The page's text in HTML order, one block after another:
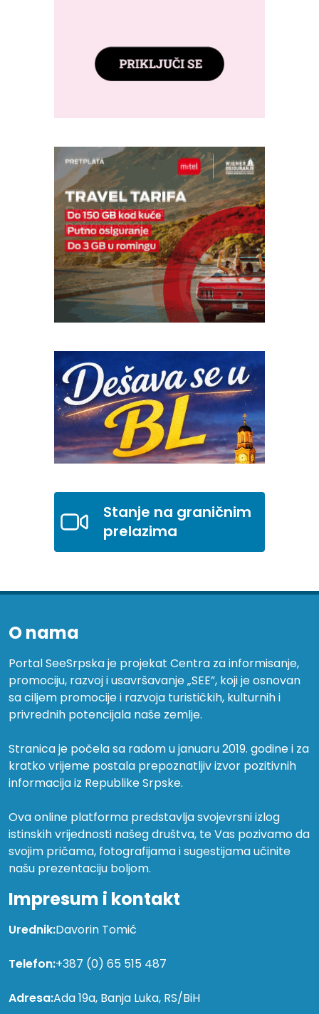
Stanje na graničnim
prelazima
O nama
Portal SeeSrpska je projekat Centra za informisanje,
promociju, razvoj i usavršavanje „SEE”, koji je osnovan
sa ciljem promocije i razvoja turističkih, kulturnih i
privrednih potencijala naše zemlje.
Stranica je počela sa radom u januaru 2019. godine i za
kratko vrijeme postala prepoznatljiv izvor pozitivnih
informacija iz Republike Srpske.
Ova online platforma predstavlja svojevrsni izlog
istinskih vrijednosti našeg društva, te Vas pozivamo da
svojim pričama, fotografijama i sugestijama učinite
našu prezentaciju boljom.
Impresum i kontakt
Urednik:Davorin Tomić
Telefon:+387 (0) 65 515 487
Adresa:Ada 19a, Banja Luka, RS/BiH